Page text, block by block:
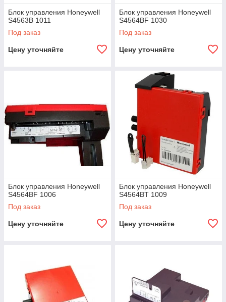
Блок управления Honeywell
S4563B 1011
Под заказ
Цену уточняйте
Блок управления Honeywell
S4564BF 1030
Под заказ
Цену уточняйте
Блок управления Honeywell
S4564BF 1006
Под заказ
Цену уточняйте
Блок управления Honeywell
S4564BT 1009
Под заказ
Цену уточняйте